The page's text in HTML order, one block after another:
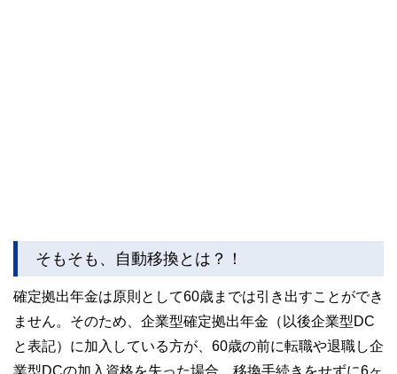
そもそも、自動移換とは？！
確定拠出年金は原則として60歳までは引き出すことができ
ません。そのため、企業型確定拠出年金（以後企業型DC
と表記）に加入している方が、60歳の前に転職や退職し企
業型DCの加入資格を失った場合、移換手続きをせずに6ヶ